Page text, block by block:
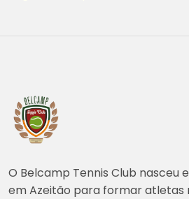
O Belcamp Tennis Club nasceu
em Azeitão para formar atletas